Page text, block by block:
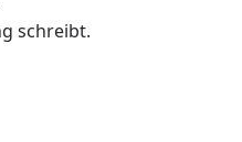
schreibt.